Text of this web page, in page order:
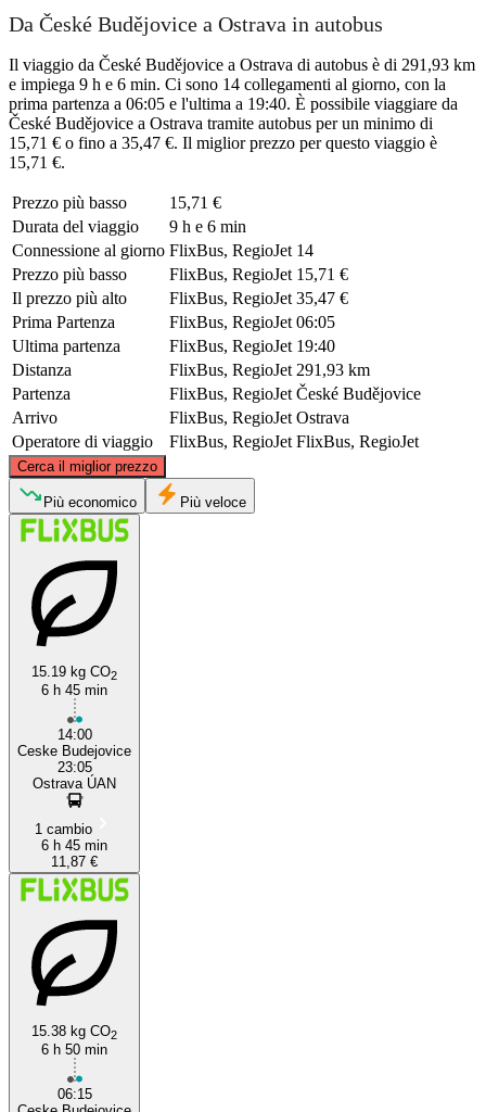
Da České Budějovice a Ostrava in autobus
Il viaggio da České Budějovice a Ostrava di autobus è di 291,93 km
e impiega 9 h e 6 min. Ci sono 14 collegamenti al giorno, con la
prima partenza a 06:05 e l'ultima a 19:40. È possibile viaggiare da
České Budějovice a Ostrava tramite autobus per un minimo di
15,71 € o fino a 35,47 €. Il miglior prezzo per questo viaggio è
15,71 €.
Prezzo più basso
15,71 €
Durata del viaggio
9 h e 6 min
Connessione al giorno FlixBus, RegioJet 14
Prezzo più basso
FlixBus, RegioJet 15,71 €
Il prezzo più alto
FlixBus, RegioJet 35,47 €
Prima Partenza
FlixBus, RegioJet 06:05
Ultima partenza
FlixBus, RegioJet 19:40
Distanza
FlixBus, RegioJet 291,93 km
Partenza
FlixBus, RegioJet České Budějovice
Arrivo
FlixBus, RegioJet Ostrava
Operatore di viaggio
FlixBus, RegioJet FlixBus, RegioJet
Cerca il miglior prezzo
Budweis
©CARTO , ©OpenStreetMapcontributors
Più economico Più veloce
15.19 kg CO2
6 h 45 min
14:00
Ceske Budejovice
23:05
Ostrava ÚAN
1 cambio
6 h 45 min
11,87 €
15.38 kg CO2
6 h 50 min
06:15